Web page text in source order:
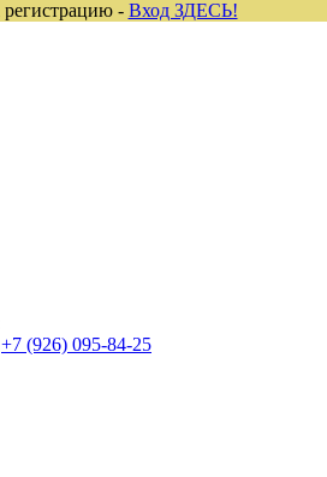
+7 (926) 095-84-25
регистрацию - Вход ЗДЕСЬ!